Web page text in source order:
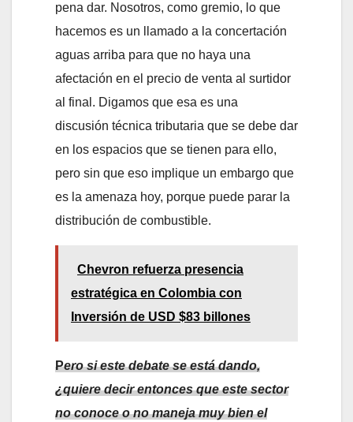
pena dar. Nosotros, como gremio, lo que
hacemos es un llamado a la concertación
aguas arriba para que no haya una
afectación en el precio de venta al surtidor
al final. Digamos que esa es una
discusión técnica tributaria que se debe dar
en los espacios que se tienen para ello,
pero sin que eso implique un embargo que
es la amenaza hoy, porque puede parar la
distribución de combustible.
Chevron refuerza presencia
estratégica en Colombia con
Inversión de USD $83 billones
Pero si este debate se está dando,
¿quiere decir entonces que este sector
no conoce o no maneja muy bien el